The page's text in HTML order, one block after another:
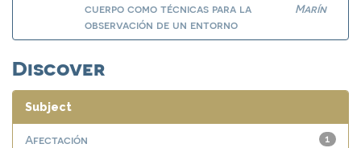
cuerpo como técnicas para la
observación de un entorno
Marín
Discover
Subject
1
Afectación